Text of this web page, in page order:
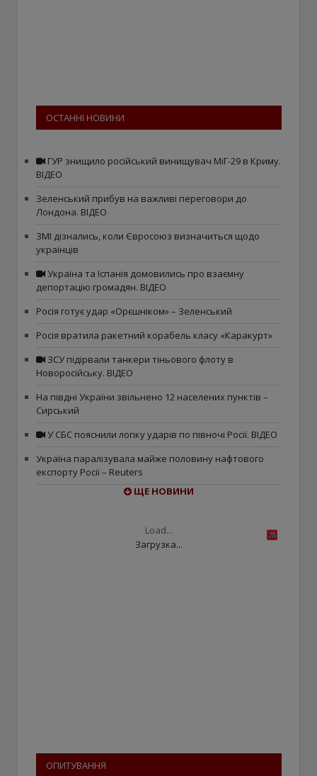
ОСТАННІ НОВИНИ
ГУР знищило російський винищувач МіГ-29 в Криму.
ВІДЕО
Зеленський прибув на важливі переговори до
Лондона. ВІДЕО
ЗМІ дізнались, коли Євросоюз визначиться щодо
українців
Україна та Іспанія домовились про взаємну
депортацію громадян. ВІДЕО
Росія готує удар «Орєшніком» – Зеленський
Росія вратила ракетний корабель класу «Каракурт»
ЗСУ підірвали танкери тіньового флоту в
Новоросійську. ВІДЕО
На півдні України звільнено 12 населених пунктів –
Сирський
У СБС пояснили логіку ударів по півночі Росії. ВІДЕО
Україна паралізувала майже половину нафтового
експорту Росії – Reuters
ЩЕ НОВИНИ
Load...
Загрузка...
ОПИТУВАННЯ